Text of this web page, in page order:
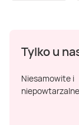
Tylko u
Niesamowite i